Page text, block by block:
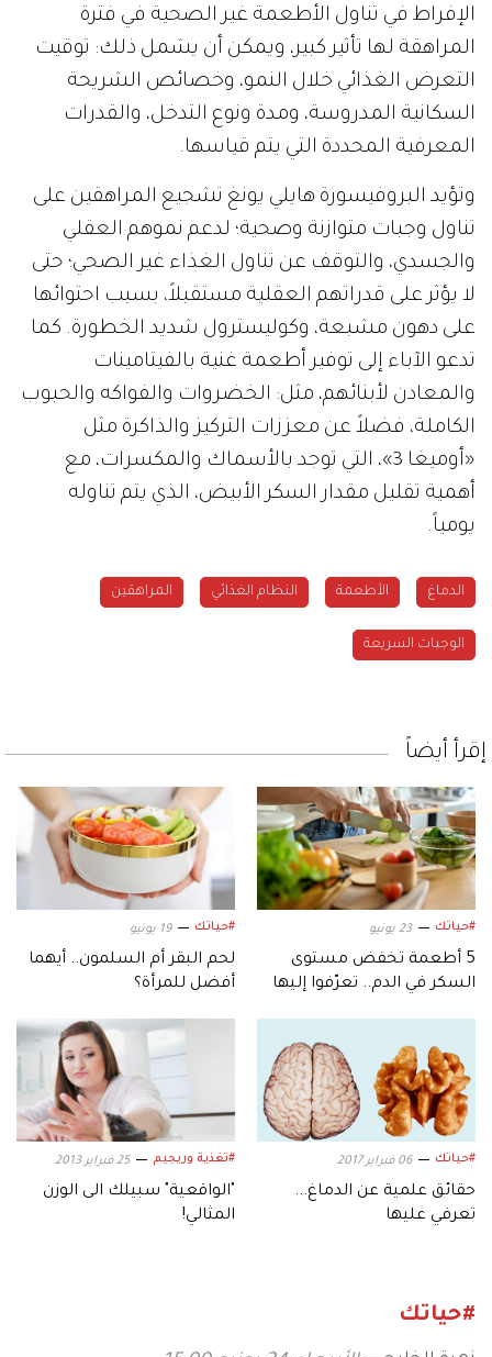
الإفراط في تناول الأطعمة غير الصحية في فترة
المراهقة لها تأثير كبير، ويمكن أن يشمل ذلك: توقيت
التعرض الغذائي خلال النمو، وخصائص الشريحة
السكانية المدروسة، ومدة ونوع التدخل، والقدرات
المعرفية المحددة التي يتم قياسها.
وتؤيد البروفيسورة هايلي يونغ تشجيع المراهقين على
تناول وجبات متوازنة وصحية؛ لدعم نموهم العقلي
والجسدي، والتوقف عن تناول الغذاء غير الصحي؛ حتى
لا يؤثر على قدراتهم العقلية مستقبلاً، بسبب احتوائها
على دهون مشبعة، وكوليسترول شديد الخطورة. كما
تدعو الآباء إلى توفير أطعمة غنية بالفيتامينات
والمعادن لأبنائهم، مثل: الخضروات والفواكه والحبوب
الكاملة، فضلاً عن معززات التركيز والذاكرة مثل
«أوميغا 3»، التي توجد بالأسماك والمكسرات، مع
أهمية تقليل مقدار السكر الأبيض، الذي يتم تناوله
يومياً.
الدماغ الأطعمة النظام الغذائي المراهقين
الوجبات السريعة
إقرأ أيضاً
#حياتك 23 يونيو
5 أطعمة تخفض مستوى
السكر في الدم.. تعرّفوا إليها
#حياتك 19 يونيو
لحم البقر أم السلمون.. أيهما
أفضل للمرأة؟
#حياتك 06 فبراير 2017
حقائق علمية عن الدماغ...
تعرفي عليها
#تغذية وريجيم 25 فبراير 2013
"الواقعية" سبيلك الى الوزن
المثالي!
#حياتك